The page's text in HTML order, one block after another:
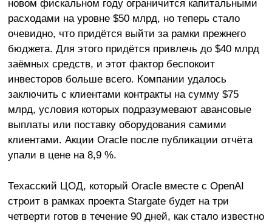
новом фискальном году ограничится капитальными
расходами на уровне $50 млрд, но теперь стало
очевидно, что придётся выйти за рамки прежнего
бюджета. Для этого придётся привлечь до $40 млрд
заёмных средств, и этот фактор беспокоит
инвесторов больше всего. Компании удалось
заключить с клиентами контракты на сумму $75
млрд, условия которых подразумевают авансовые
выплаты или поставку оборудования самими
клиентами. Акции Oracle после публикации отчёта
упали в цене на 8,9 %.
Техасский ЦОД, который Oracle вместе с OpenAI
строит в рамках проекта Stargate будет на три
четверти готов в течение 90 дней, как стало известно